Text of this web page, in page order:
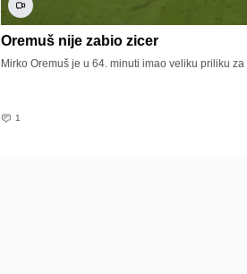
Oremuš nije zabio zicer
Mirko Oremuš je u 64. minuti imao veliku priliku
1